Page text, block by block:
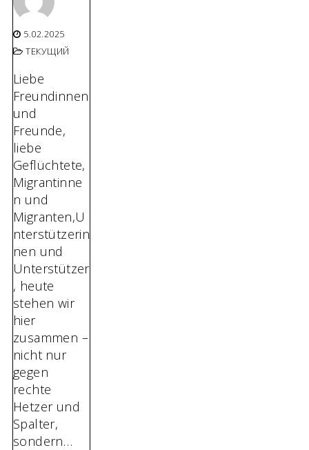
5.02.2025
ТЕКУЩИЙ
Liebe
Freundinnen
und
Freunde,
liebe
Geflüchtete,
Migrantinne
n und
Migranten,U
nterstützerin
nen und
Unterstützer
, heute
stehen wir
hier
zusammen –
nicht nur
gegen
rechte
Hetzer und
Spalter,
sondern…